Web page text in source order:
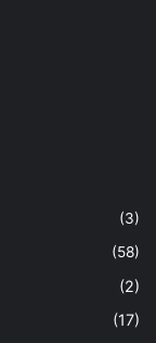
(3)
(58)
(2)
(17)